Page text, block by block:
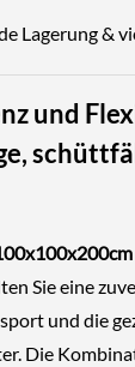
Lagerung &
und
Sie eine
und die
Die